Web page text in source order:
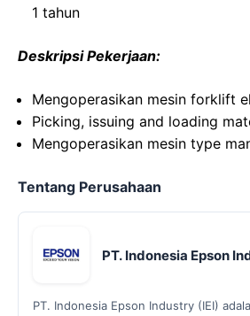
1 tahun
Deskripsi Pekerjaan:
Mengoperasikan mesin forklift
Picking, issuing and loading
Mengoperasikan mesin type
Tentang Perusahaan
PT. Indonesia Epson
PT. Indonesia Epson Industry (IEI)